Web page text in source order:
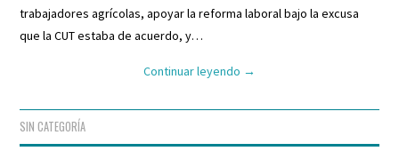
trabajadores agrícolas, apoyar la reforma laboral bajo la excusa
que la CUT estaba de acuerdo, y…
Continuar leyendo →
SIN CATEGORÍA